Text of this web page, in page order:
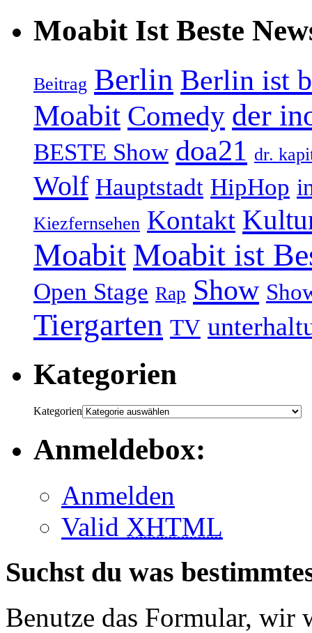
Moabit Ist Beste
Beitrag Berlin Berlin ist
Moabit Comedy der
BESTE Show doa21 dr.
Wolf Hauptstadt HipHop
Kiezfernsehen Kontakt
Moabit Moabit ist
Open Stage Rap Show
Tiergarten TV
Kategorien
Kategorien
Anmeldebox:
Anmelden
Valid XHTML
Suchst du was
Benutze das Formular, wir